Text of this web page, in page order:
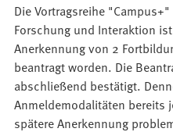
Die Vortragsreihe
Forschung und Interaktion
Anerkennung von 2
beantragt worden. Die
abschließend bestätigt.
Anmeldemodalitäten bereits
spätere Anerkennung